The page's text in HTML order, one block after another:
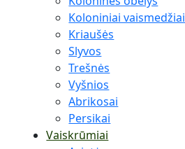
Koloniniai vaismedžiai
Kriaušės
Slyvos
Trešnės
Vyšnios
Abrikosai
Persikai
Vaiskrūmiai